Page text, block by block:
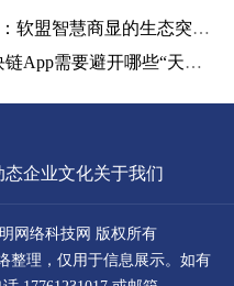
上一篇：生成式AI+国产化双擎：软盟智慧商显的生态突围战
下一篇：从0到1：开发一个区块链App需要避开哪些“天坑”？
态企业文化关于我们
网络科技网 版权所有
整理，仅用于信息展示。如有